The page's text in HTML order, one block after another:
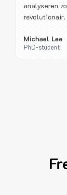
analyseren
revolutionair.
Michael Lee
PhD-student